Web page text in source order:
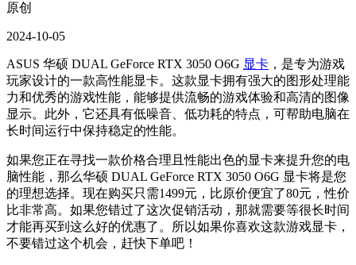
原创
2024-10-05
ASUS 华硕 DUAL GeForce RTX 3050 O6G 显卡 ，是专为游戏
玩家设计的一款高性能显卡。这款显卡拥有强大的图形处理能
力和优秀的游戏性能，能够提供流畅的游戏体验和高清的图像
显示。此外，它还具有低噪音、低功耗的特点，可帮助电脑在
长时间运行中保持稳定的性能。
如果您正在寻找一款价格合理且性能出色的显卡来提升您的电
脑性能，那么华硕 DUAL GeForce RTX 3050 O6G 显卡将是您
的理想选择。现在购买只需1499元，比原价便宜了80元，性价
比非常高。如果您错过了这次促销活动，那就需要等很长时间
才能再买到这么好的优惠了。所以如果你喜欢这款游戏显卡，
不要错过这个机会，赶快下单吧！